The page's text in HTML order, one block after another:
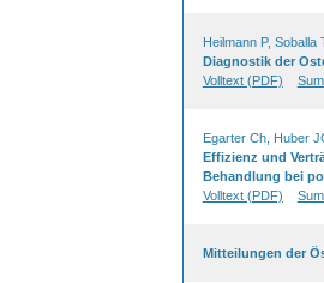
Heilmann P, Soballa
Diagnostik der
Volltext (PDF)
Egarter Ch, Huber
Effizienz und
Behandlung bei
Volltext (PDF)
Mitteilungen der